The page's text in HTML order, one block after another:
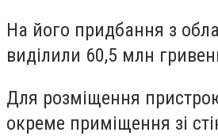
На його придбання з
виділили 60,5 млн
Для розміщення
окреме приміщення зі